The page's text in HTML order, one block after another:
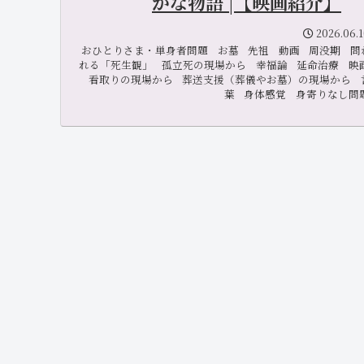
おひとりさま・単身者問題
お墓 先祖 動画 周没期
問
れる「死生観」
孤立死の現場から 幸福論 延命治療
映
看取りの現場から
葬送支援（葬儀やお墓）の現場から
葉
身体感覚 身寄りなし問